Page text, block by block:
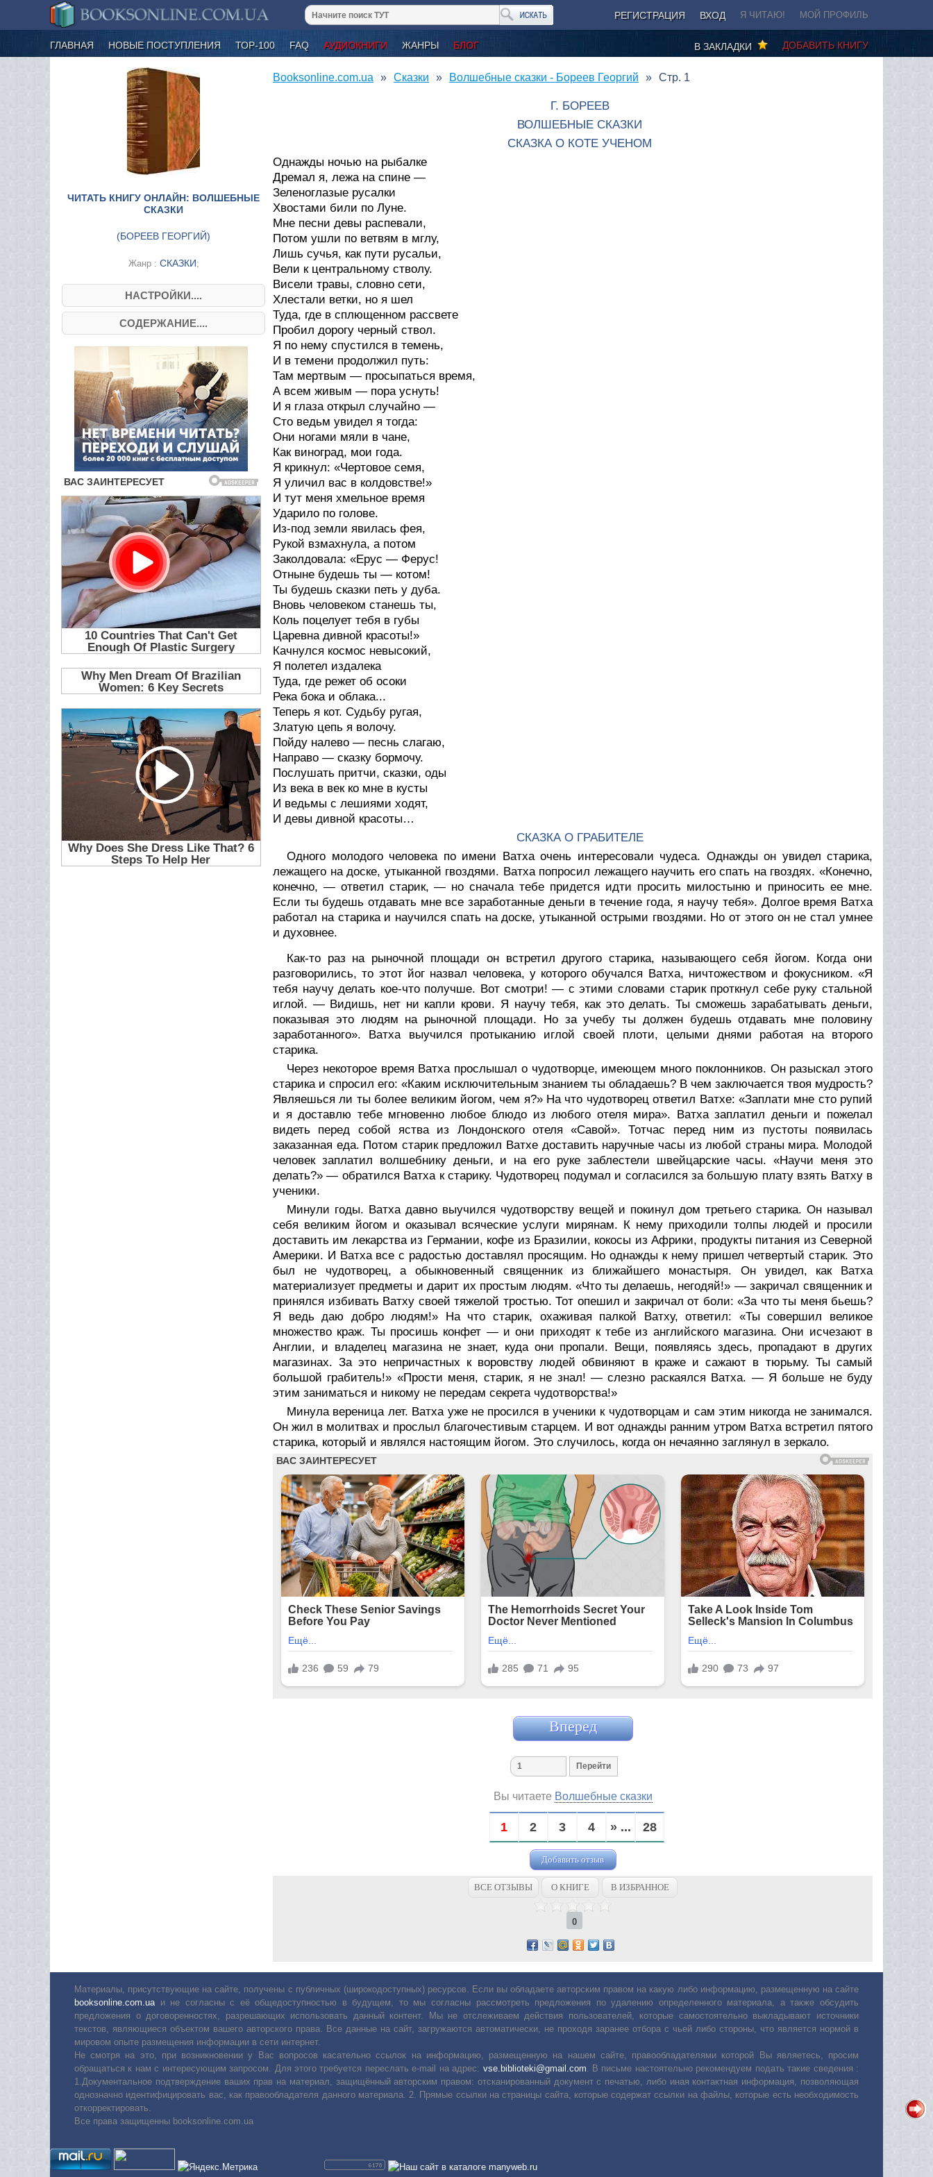
РЕГИСТРАЦИЯ ВХОД Я ЧИТАЮ! МОЙ ПРОФИЛЬ
ГЛАВНАЯ НОВЫЕ ПОСТУПЛЕНИЯ ТОР-100 FAQ АУДИОКНИГИ ЖАНРЫ БЛОГ ДОБАВИТЬ КНИГУ
В ЗАКЛАДКИ
ЧИТАТЬ КНИГУ ОНЛАЙН: ВОЛШЕБНЫЕ
СКАЗКИ
(БОРЕЕВ ГЕОРГИЙ)
Жанр : СКАЗКИ;
НАСТРОЙКИ....
СОДЕРЖАНИЕ....
Booksonline.com.ua Сказки Волшебные сказки - Бореев Георгий Стр. 1
Г. БОРЕЕВ
ВОЛШЕБНЫЕ СКАЗКИ
СКАЗКА О КОТЕ УЧЕНОМ
Однажды ночью на рыбалке
Дремал я, лежа на спине —
Зеленоглазые русалки
Хвостами били по Луне.
Мне песни девы распевали,
Потом ушли по ветвям в мглу,
Лишь сучья, как пути русальи,
Вели к центральному стволу.
Висели травы, словно сети,
Хлестали ветки, но я шел
Туда, где в сплющенном рассвете
Пробил дорогу черный ствол.
Я по нему спустился в темень,
И в темени продолжил путь:
Там мертвым — просыпаться время,
А всем живым — пора уснуть!
И я глаза открыл случайно —
Сто ведьм увидел я тогда:
Они ногами мяли в чане,
Как виноград, мои года.
Я крикнул: «Чертовое семя,
Я уличил вас в колдовстве!»
И тут меня хмельное время
Ударило по голове.
Из-под земли явилась фея,
Рукой взмахнула, а потом
Заколдовала: «Ерус — Ферус!
Отныне будешь ты — котом!
Ты будешь сказки петь у дуба.
Вновь человеком станешь ты,
Коль поцелует тебя в губы
Царевна дивной красоты!»
Качнулся космос невысокий,
Я полетел издалека
Туда, где режет об осоки
Река бока и облака...
Теперь я кот. Судьбу ругая,
Златую цепь я волочу.
Пойду налево — песнь слагаю,
Направо — сказку бормочу.
Послушать притчи, сказки, оды
Из века в век ко мне в кусты
И ведьмы с лешиями ходят,
И девы дивной красоты…
СКАЗКА О ГРАБИТЕЛЕ
Одного молодого человека по имени Ватха очень интересовали чудеса. Однажды он увидел старика,
лежащего на доске, утыканной гвоздями. Ватха попросил лежащего научить его спать на гвоздях. «Конечно,
конечно, — ответил старик, — но сначала тебе придется идти просить милостыню и приносить ее мне.
Если ты будешь отдавать мне все заработанные деньги в течение года, я научу тебя». Долгое время Ватха
работал на старика и научился спать на доске, утыканной острыми гвоздями. Но от этого он не стал умнее
и духовнее.
Как-то раз на рыночной площади он встретил другого старика, называющего себя йогом. Когда они
разговорились, то этот йог назвал человека, у которого обучался Ватха, ничтожеством и фокусником. «Я
тебя научу делать кое-что получше. Вот смотри! — с этими словами старик проткнул себе руку стальной
иглой. — Видишь, нет ни капли крови. Я научу тебя, как это делать. Ты сможешь зарабатывать деньги,
показывая это людям на рыночной площади. Но за учебу ты должен будешь отдавать мне половину
заработанного». Ватха выучился протыканию иглой своей плоти, целыми днями работая на второго
старика.
Через некоторое время Ватха прослышал о чудотворце, имеющем много поклонников. Он разыскал этого
старика и спросил его: «Каким исключительным знанием ты обладаешь? В чем заключается твоя мудрость?
Являешься ли ты более великим йогом, чем я?» На что чудотворец ответил Ватхе: «Заплати мне сто рупий
и я доставлю тебе мгновенно любое блюдо из любого отеля мира». Ватха заплатил деньги и пожелал
видеть перед собой яства из Лондонского отеля «Савой». Тотчас перед ним из пустоты появилась
заказанная еда. Потом старик предложил Ватхе доставить наручные часы из любой страны мира. Молодой
человек заплатил волшебнику деньги, и на его руке заблестели швейцарские часы. «Научи меня это
делать?» — обратился Ватха к старику. Чудотворец подумал и согласился за большую плату взять Ватху в
ученики.
Минули годы. Ватха давно выучился чудотворству вещей и покинул дом третьего старика. Он называл
себя великим йогом и оказывал всяческие услуги мирянам. К нему приходили толпы людей и просили
доставить им лекарства из Германии, кофе из Бразилии, кокосы из Африки, продукты питания из Северной
Америки. И Ватха все с радостью доставлял просящим. Но однажды к нему пришел четвертый старик. Это
был не чудотворец, а обыкновенный священник из ближайшего монастыря. Он увидел, как Ватха
материализует предметы и дарит их простым людям. «Что ты делаешь, негодяй!» — закричал священник и
принялся избивать Ватху своей тяжелой тростью. Тот опешил и закричал от боли: «За что ты меня бьешь?
Я ведь даю добро людям!» На что старик, охаживая палкой Ватху, ответил: «Ты совершил великое
множество краж. Ты просишь конфет — и они приходят к тебе из английского магазина. Они исчезают в
Англии, и владелец магазина не знает, куда они пропали. Вещи, появляясь здесь, пропадают в других
магазинах. За это непричастных к воровству людей обвиняют в краже и сажают в тюрьму. Ты самый
большой грабитель!» «Прости меня, старик, я не знал! — слезно раскаялся Ватха. — Я больше не буду
этим заниматься и никому не передам секрета чудотворства!»
Минула вереница лет. Ватха уже не просился в ученики к чудотворцам и сам этим никогда не занимался.
Он жил в молитвах и прослыл благочестивым старцем. И вот однажды ранним утром Ватха встретил пятого
старика, который и являлся настоящим йогом. Это случилось, когда он нечаянно заглянул в зеркало.
Вперед
Вы читаете Волшебные сказки
1 2 3 4 » ... 28
Добавить отзыв
ВСЕ ОТЗЫВЫ О КНИГЕ В ИЗБРАННОЕ
0
Материалы, присутствующие на сайте, получены с публичных (широкодоступных) ресурсов. Если вы обладаете авторским правом на какую либо информацию, размещенную на сайте
booksonline.com.ua и не согласны с её общедоступностью в будущем, то мы согласны рассмотреть предложения по удалению определенного материала, а также обсудить
предложения о договоренностях, разрешающих использовать данный контент. Мы не отслеживаем действия пользователей, которые самостоятельно выкладывают источники
текстов, являющиеся объектом вашего авторского права. Все данные на сайт, загружаются автоматически, не проходя заранее отбора с чьей либо стороны, что является нормой в
мировом опыте размещения информации в сети интернет.
Не смотря на это, при возникновении у Вас вопросов касательно ссылок на информацию, размещенную на нашем сайте, правообладателями которой Вы являетесь, просим
обращаться к нам с интересующим запросом. Для этого требуется переслать е-mail на адрес: vse.biblioteki@gmail.com . В письме настоятельно рекомендуем подать такие сведения :
1.Документальное подтверждение ваших прав на материал, защищённый авторским правом: отсканированный документ с печатью, либо иная контактная информация, позволяющая
однозначно идентифицировать вас, как правообладателя данного материала. 2. Прямые ссылки на страницы сайта, которые содержат ссылки на файлы, которые есть необходимость
откорректировать.
Все права защищенны booksonline.com.ua